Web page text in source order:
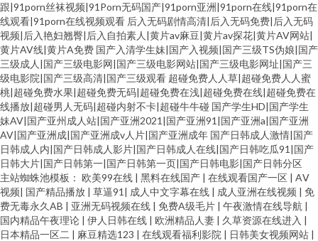
跟|91porn丝袜视频|91Porn无码国产|91porn亚洲|91porn在线|91porn在
线观看|91porn在线视频观看 后入无码剧情高清|后入无码免费|后入无码
视频|后入艳妇翘臀|后入自拍素人|黄片av麻豆|黄片av探花|黄片AV网站|
黄片AV线|黄片A免费 国产入清学生妹|国产入视频|国产三级TS伪娘|国产
三级成人|国产三级电影网|国产三级电影网站|国产三级电影网址|国产三
级电影院|国产三级高清|国产三级观看 超碰免费人人草|超碰免费人人蜜
桃|超碰免费水果|超碰免费无码|超碰免费在浅|超碰免费在线|超碰免费在
线播放|超碰男人无码|超碰内射不卡|超碰牛牛碰 国产学生HD|国产学生
妹AV|国产亚州成人站|国产亚洲2021|国产亚洲91|国产亚洲a|国产亚洲
AV|国产亚洲成|国产亚洲成v人片|国产亚洲成年 国产日韩成人激情|国产
日韩成人内|国产日韩成人影片|国产日韩成人在线|国产日韩吃瓜91|国产
日韩大片|国产日韩第一|国产日韩第一页|国产日韩电影|国产日韩分区
主站蜘蛛池模板： 欧美99在线 | 黑料在线国产 | 在线观看国产一区 | AⅤ
视频| 国产精品播放 | 草逼91 | 成人中文字幕在线 | 成人亚洲在线视频 | 免
费无毒永久AB | 亚洲无码视频在线 | 免费A级毛片 | 午夜激情在线导航 |
国内精品午夜理论 | 伊人日韩在线 | 欧洲精品人妻 | 久草资源在线进入 |
日本精品一区二 | 麻豆精选123 | 在线观看福利影院 | 日韩美女视频网站 |